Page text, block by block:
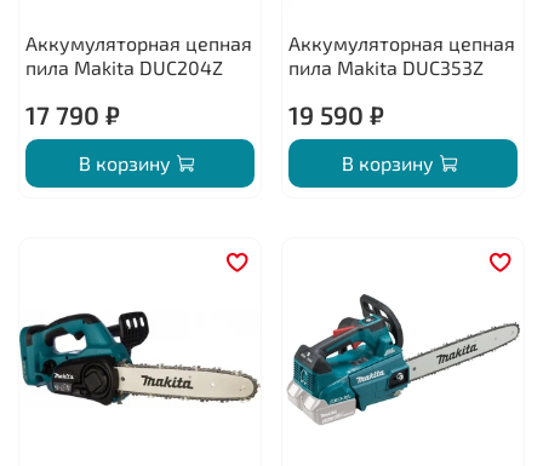
Аккумуляторная цепная
пила Makita DUC204Z
17 790 ₽
В корзину
Аккумуляторная цепная
пила Makita DUC353Z
19 590 ₽
В корзину